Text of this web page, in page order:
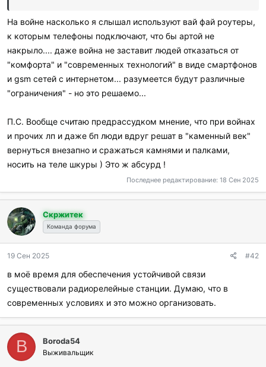
шашлыки с алкоголем. И их там ловят и штрафуют. И проще
простого туда запустить какой нибудь снаряд. Если там боевые
действия.
На войне насколько я слышал используют вай фай роутеры,
к которым телефоны подключают, что бы артой не
накрыло.... даже война не заставит людей отказаться от
"комфорта" и "современных технологий" в виде смартфонов
и gsm сетей с интернетом... разумеется будут различные
"ограничения" - но это решаемо...
П.С. Вообще считаю предрассудком мнение, что при войнах
и прочих лп и даже бп люди вдруг решат в "каменный век"
вернуться внезапно и сражаться камнями и палками,
носить на теле шкуры ) Это ж абсурд !
Последнее редактирование: 18 Сен 2025
Скржитек
Команда форума
19 Сен 2025 #42
в моё время для обеспечения устойчивой связи
существовали радиорелейные станции. Думаю, что в
современных условиях и это можно организовать.
B Boroda54
Выживальщик